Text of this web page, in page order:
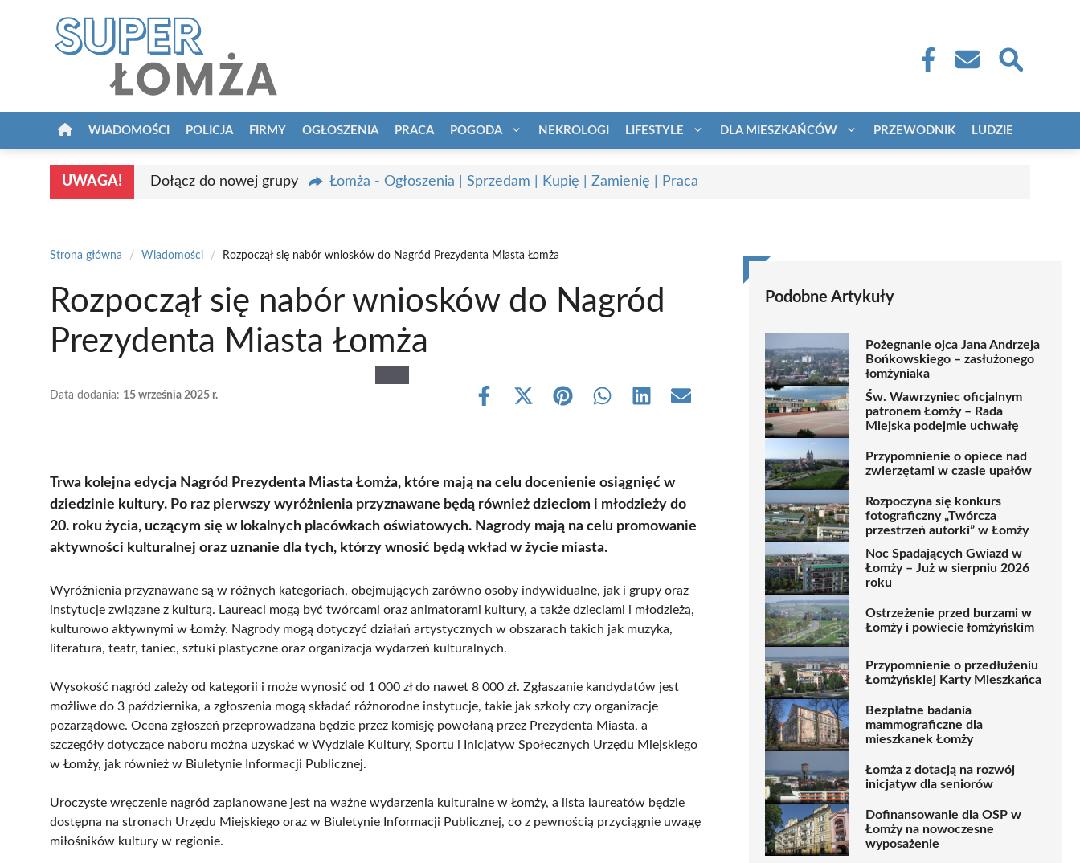
WIADOMOŚCI POLICJA FIRMY OGŁOSZENIA PRACA POGODA NEKROLOGI LIFESTYLE DLA MIESZKAŃCÓW PRZEWODNIK LUDZIE
UWAGA! Dołącz do nowej grupy Łomża - Ogłoszenia | Sprzedam | Kupię | Zamienię | Praca
Strona główna / Wiadomości / Rozpoczął się nabór wniosków do Nagród Prezydenta Miasta Łomża
Rozpoczął się nabór wniosków do Nagród
Prezydenta Miasta Łomża
Data dodania: 15 września 2025 r.
Share
Share
(Twitter)
Share Share Share Share
Trwa kolejna edycja Nagród Prezydenta Miasta Łomża, które mają na celu docenienie osiągnięć w
dziedzinie kultury. Po raz pierwszy wyróżnienia przyznawane będą również dzieciom i młodzieży do
20. roku życia, uczącym się w lokalnych placówkach oświatowych. Nagrody mają na celu promowanie
aktywności kulturalnej oraz uznanie dla tych, którzy wnosić będą wkład w życie miasta.
Wyróżnienia przyznawane są w różnych kategoriach, obejmujących zarówno osoby indywidualne, jak i grupy oraz
instytucje związane z kulturą. Laureaci mogą być twórcami oraz animatorami kultury, a także dzieciami i młodzieżą,
kulturowo aktywnymi w Łomży. Nagrody mogą dotyczyć działań artystycznych w obszarach takich jak muzyka,
literatura, teatr, taniec, sztuki plastyczne oraz organizacja wydarzeń kulturalnych.
Wysokość nagród zależy od kategorii i może wynosić od 1 000 zł do nawet 8 000 zł. Zgłaszanie kandydatów jest
możliwe do 3 października, a zgłoszenia mogą składać różnorodne instytucje, takie jak szkoły czy organizacje
pozarządowe. Ocena zgłoszeń przeprowadzana będzie przez komisję powołaną przez Prezydenta Miasta, a
szczegóły dotyczące naboru można uzyskać w Wydziale Kultury, Sportu i Inicjatyw Społecznych Urzędu Miejskiego
w Łomży, jak również w Biuletynie Informacji Publicznej.
Uroczyste wręczenie nagród zaplanowane jest na ważne wydarzenia kulturalne w Łomży, a lista laureatów będzie
dostępna na stronach Urzędu Miejskiego oraz w Biuletynie Informacji Publicznej, co z pewnością przyciągnie uwagę
miłośników kultury w regionie.
Podobne Artykuły
Pożegnanie ojca Jana Andrzeja
Bońkowskiego – zasłużonego
łomżyniaka
Św. Wawrzyniec oficjalnym
patronem Łomży – Rada
Miejska podejmie uchwałę
Przypomnienie o opiece nad
zwierzętami w czasie upałów
Rozpoczyna się konkurs
fotograficzny „Twórcza
przestrzeń autorki” w Łomży
Noc Spadających Gwiazd w
Łomży – Już w sierpniu 2026
roku
Ostrzeżenie przed burzami w
Łomży i powiecie łomżyńskim
Przypomnienie o przedłużeniu
Łomżyńskiej Karty Mieszkańca
Bezpłatne badania
mammograficzne dla
mieszkanek Łomży
Łomża z dotacją na rozwój
inicjatyw dla seniorów
Dofinansowanie dla OSP w
Łomży na nowoczesne
wyposażenie